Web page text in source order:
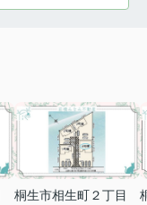
桐生市相生町２丁目